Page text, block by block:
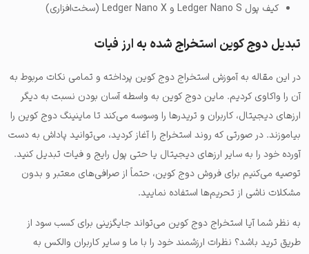
کیف پول Ledger Nano S و Ledger Nano X (سخت‌افزاری)
تبدیل دوج کوین استخراج شده به ارز فیات
در این مقاله به آموزش استخراج دوج کوین پرداخته و تمامی نکات مربوط به
آن را واکاوی کردیم. ماین دوج کوین به واسطه آسان بودن نسبت به دیگر
ارزهای دیجیتال، کاربران و تریدرها را وسوسه می‌کند تا ماینینگ دوج کوین را
بیاموزند. در صورتی که روند استخراج را آغاز کردید، می‌توانید پاداش به دست
آورده خود را به سایر ارزهای دیجیتال یا حتی پول رایج و فیات تبدیل کنید.
توصیه می‌کنیم برای فروش دوج کوین، حتماً از صرافی‌های معتبر و بدون
مشکلات ناشی از تحریم‌ها استفاده نمایید.
به نظر شما آیا استخراج دوج کوین می‌تواند جایگزینی برای کسب سود از
طریق ترید باشد؟ نظرات ارزشمند خود را با ما و سایر کاربران والکس به